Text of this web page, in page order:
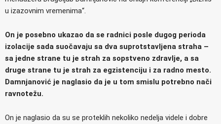
u izazovnim vremenima“.
On je posebno ukazao da se radnici posle dugog perioda
izolacije sada suočavaju sa dva suprotstavljena straha –
sa jedne strane tu je strah za sopstveno zdravlje, a sa
druge strane tu je strah za egzistenciju i za radno mesto.
Damnjanović je naglasio da je u tom smislu potrebno nači
ravnotežu.
On je naglasio da su se proteklih nekoliko nedelja videle i dobre